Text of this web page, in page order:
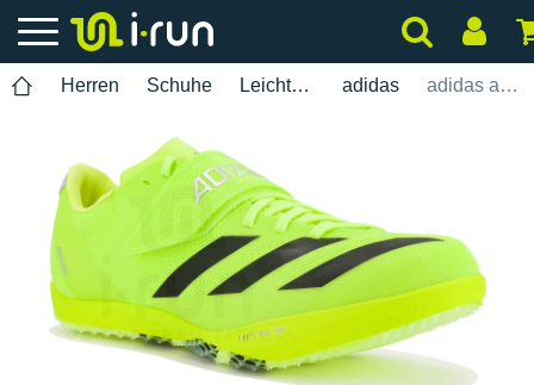
Herren Schuhe Leichtathletik adidas adidas adizero HJ Herren